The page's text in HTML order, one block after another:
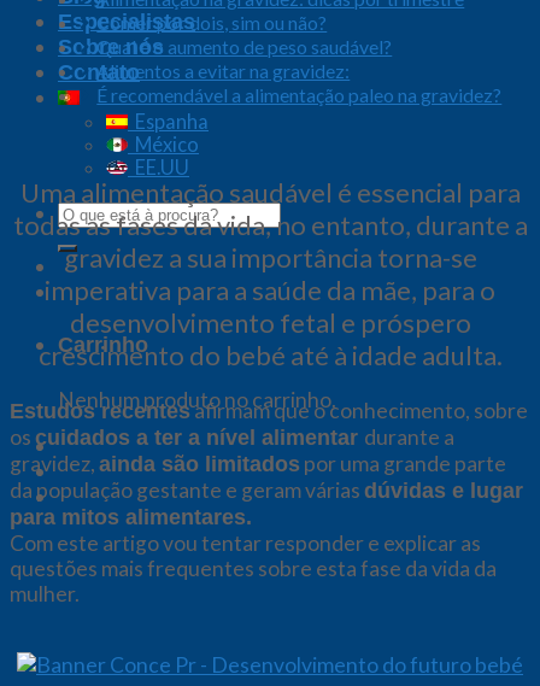
Especialistas
Sobre nós
Contato
Espanha
México
EE.UU
Pesquisar
por:
Carrinho
Nenhum produto no carrinho.
Comer por dois, sim ou não?
Qual é o aumento de peso saudável?
Alimentos a evitar na gravidez:
É recomendável a alimentação paleo na gravidez?
Uma alimentação saudável é essencial para
todas as fases da vida, no entanto, durante a
gravidez a sua importância torna-se
imperativa para a saúde da mãe, para o
desenvolvimento fetal e próspero
crescimento do bebé até à idade adulta.
Estudos recentesafirmam que o conhecimento, sobre
os cuidados a ter a nível alimentar durante a
gravidez, ainda são limitados por uma grande parte
da população gestante e geram várias dúvidas e lugar
para mitos alimentares.
Com este artigo vou tentar responder e explicar as
questões mais frequentes sobre esta fase da vida da
mulher.